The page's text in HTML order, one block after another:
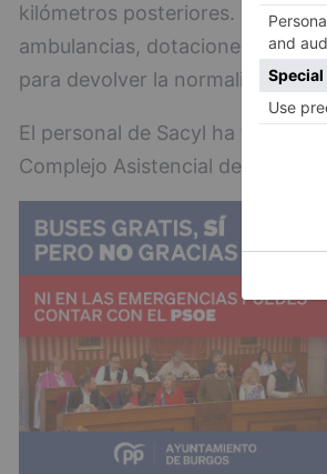
kilómetros posteriores. Hasta el
ambulancias, dotaciones de
para devolver la normalidad a la
El personal de Sacyl ha
Complejo Asistencial de Burgos.